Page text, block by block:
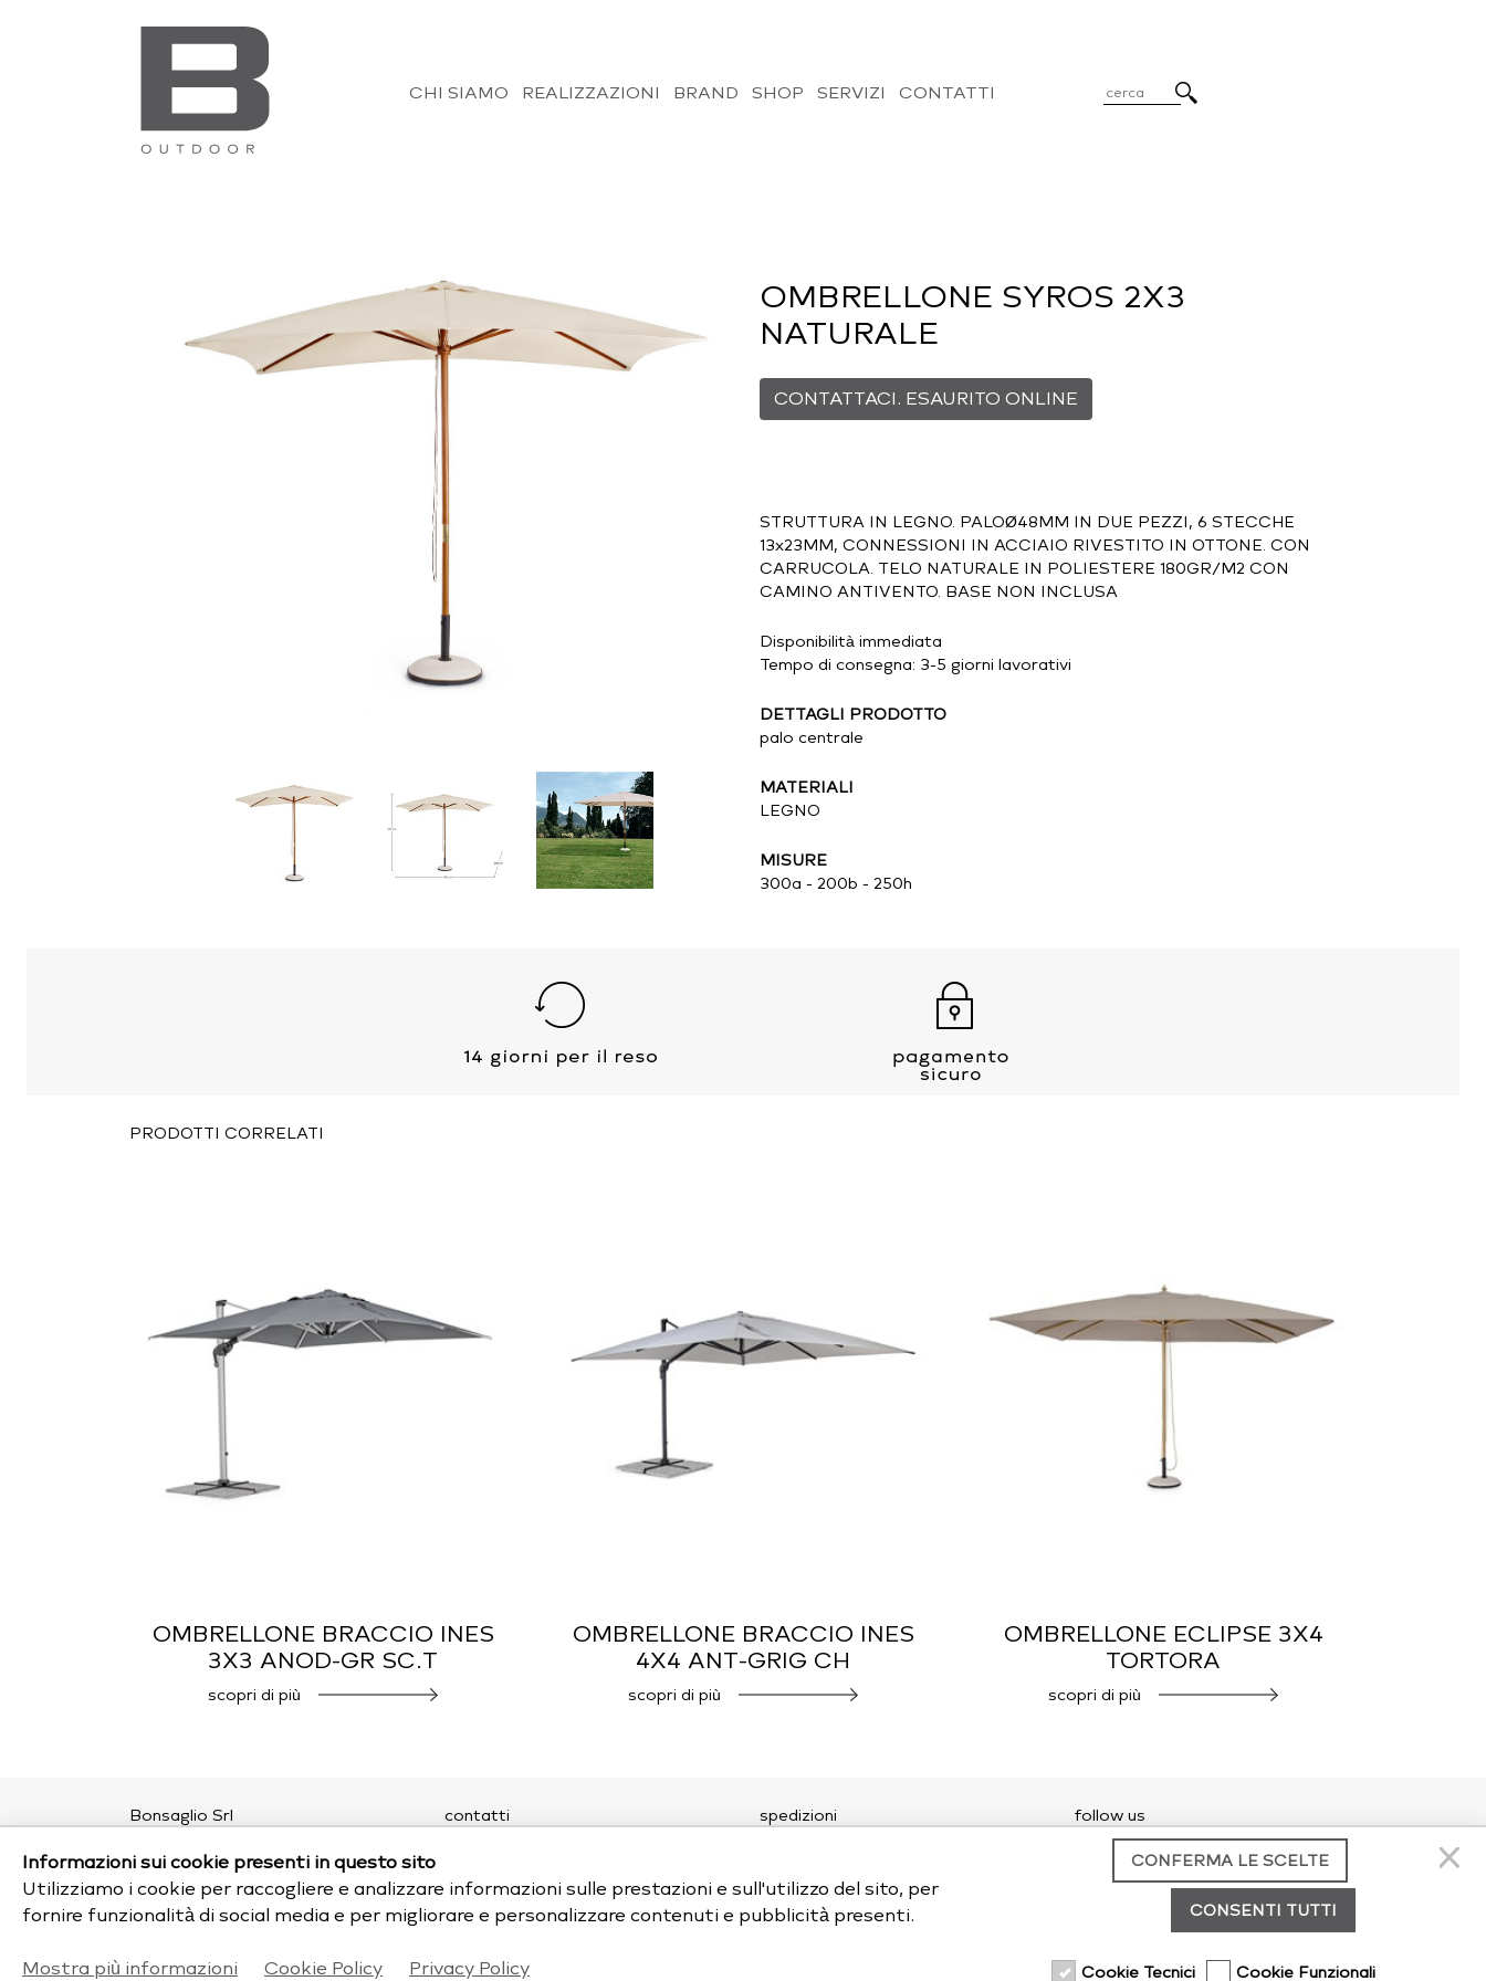
CHI SIAMO REALIZZAZIONI BRAND SHOP SERVIZI CONTATTI
OMBRELLONE SYROS 2X3
NATURALE
CONTATTACI. ESAURITO ONLINE
STRUTTURA IN LEGNO. PALOØ48MM IN DUE PEZZI, 6 STECCHE
13x23MM, CONNESSIONI IN ACCIAIO RIVESTITO IN OTTONE. CON
CARRUCOLA. TELO NATURALE IN POLIESTERE 180GR/M2 CON
CAMINO ANTIVENTO. BASE NON INCLUSA
Disponibilità immediata
Tempo di consegna: 3-5 giorni lavorativi
DETTAGLI PRODOTTO
palo centrale
MATERIALI
LEGNO
MISURE
300a - 200b - 250h
PRODOTTI CORRELATI
OMBRELLONE BRACCIO INES
3X3 ANOD-GR SC.T
scopri di più
OMBRELLONE BRACCIO INES
4X4 ANT-GRIG CH
scopri di più
OMBRELLONE ECLIPSE 3X4
TORTORA
scopri di più
Bonsaglio Srl
20831 Seregno (MB)
Monza Brianza
P.Iva IT00770780963
contatti
cookie policy
spedizioni follow us
CONFERMA LE SCELTE
CONSENTI TUTTI
Cookie Tecnici Cookie Funzionali
Informazioni sui cookie presenti in questo sito
Utilizziamo i cookie per raccogliere e analizzare informazioni sulle prestazioni e sull'utilizzo del sito, per
fornire funzionalità di social media e per migliorare e personalizzare contenuti e pubblicità presenti.
Mostra più informazioni Cookie Policy Privacy Policy